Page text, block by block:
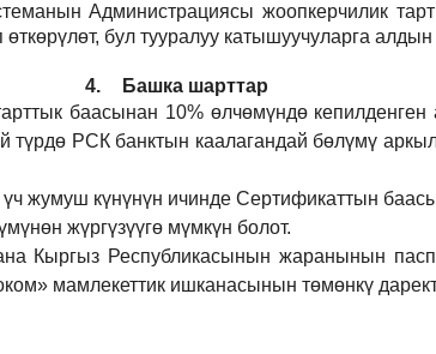
Администрациясы жоопкерчилик
бул тууралуу катышуучуларга
4.
Башка шарттар
баасынан 10% өлчөмүндө
РСК банктын каалагандай бөлүмү
жумуш күнүнүн ичинде Сертификаттын
жүргүзүүгө мүмкүн болот.
Кыргыз Республикасынын жаранынын
мамлекеттик ишканасынын төмөнкү